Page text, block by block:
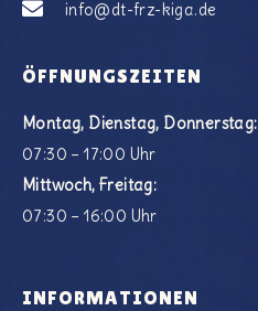
info@dt-frz-kiga.de
ÖFFNUNGSZEITEN
Montag, Dienstag, Donnerstag:
07:30 – 17:00 Uhr
Mittwoch, Freitag:
07:30 – 16:00 Uhr
INFORMATIONEN